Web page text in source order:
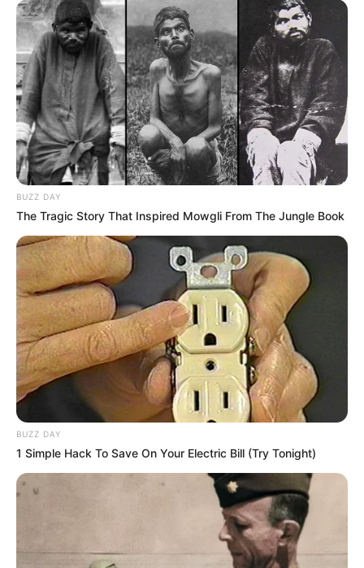
BUZZ DAY
The Tragic Story That Inspired Mowgli From The Jungle Book
BUZZ DAY
1 Simple Hack To Save On Your Electric Bill (Try Tonight)